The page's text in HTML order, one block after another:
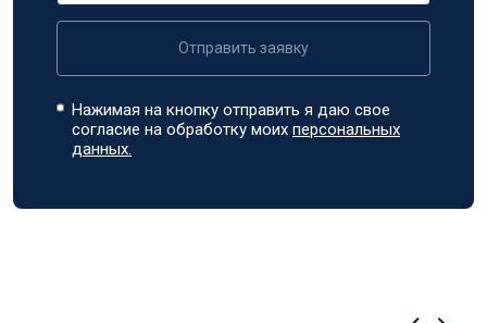
Отправить заявку
Нажимая на кнопку отправить я даю свое
согласие на обработку моихперсональных
данных.